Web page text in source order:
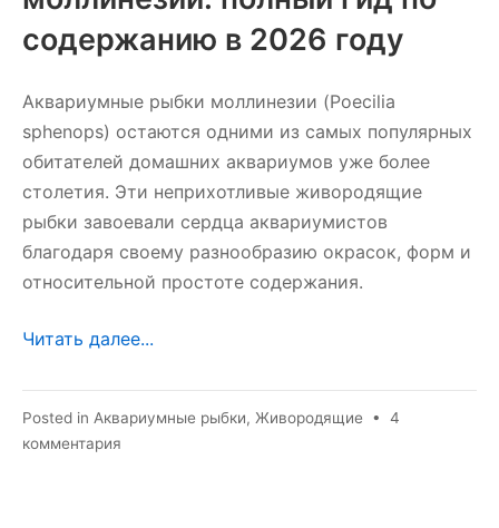
содержанию в 2026 году
Аквариумные рыбки моллинезии (Poecilia
sphenops) остаются одними из самых популярных
обитателей домашних аквариумов уже более
столетия. Эти неприхотливые живородящие
рыбки завоевали сердца аквариумистов
благодаря своему разнообразию окрасок, форм и
относительной простоте содержания.
Читать далее...
Posted in Аквариумные рыбки, Живородящие • 4
комментария